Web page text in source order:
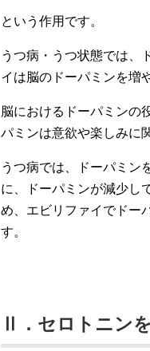
という作用です。
うつ病・うつ状態では、
イは脳のドーパミンを増
脳におけるドーパミンの
パミンは意欲や楽しみに
うつ病では、ドーパミン
に、ドーパミンが減少し
め、エビリファイでドー
す。
Ⅱ．セロトニン